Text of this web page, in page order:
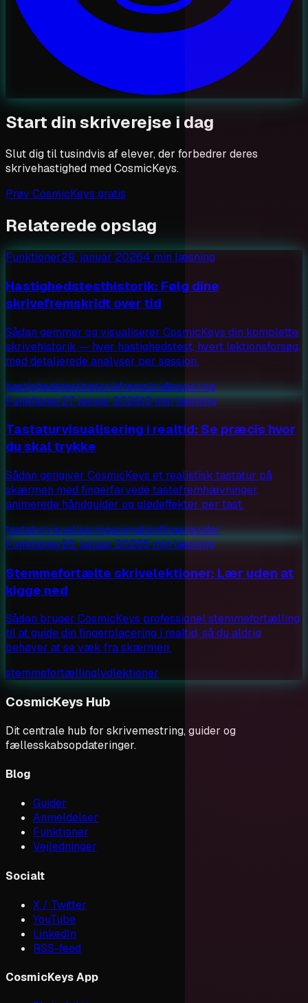
Start din skriverejse i dag
Slut dig til tusindvis af elever, der forbedrer deres
skrivehastighed med CosmicKeys.
Prøv CosmicKeys gratis
Relaterede opslag
Funktioner29. januar 20264 min læsning
Hastighedstesthistorik: Følg dine
skrivefremskridt over tid
Sådan gemmer og visualiserer CosmicKeys din komplette
skrivehistorik — hver hastighedstest, hvert lektionsforsøg,
med detaljerede analyser per session.
hastighedstesthistorikfremskridtssporing
Funktioner27. januar 202612 min læsning
Tastaturvisualisering i realtid: Se præcis hvor
du skal trykke
Sådan gengiver CosmicKeys et realistisk tastatur på
skærmen med fingerfarvede tastefremhævninger,
animerede håndguider og glødeffekter per tast.
tastaturvisualiseringanimationfingerguider
Funktioner26. januar 20265 min læsning
Stemmefortælte skrivelektioner: Lær uden at
kigge ned
Sådan bruger CosmicKeys professionel stemmefortælling
til at guide din fingerplacering i realtid, så du aldrig
behøver at se væk fra skærmen.
stemmefortællinglydlektioner
CosmicKeys Hub
Dit centrale hub for skrivemestring, guider og
fællesskabsopdateringer.
Blog
Guider
Anmeldelser
Funktioner
Vejledninger
Socialt
X / Twitter
YouTube
LinkedIn
RSS-feed
CosmicKeys App